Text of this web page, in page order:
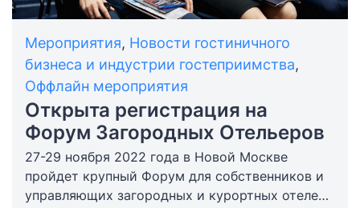
Мероприятия, Новости гостиничного
бизнеса и индустрии гостеприимства,
Оффлайн мероприятия
Открыта регистрация на
Форум Загородных Отельеров
27-29 ноября 2022 года в Новой Москве
пройдет крупный Форум для собственников и
управляющих загородных и курортных отелей,